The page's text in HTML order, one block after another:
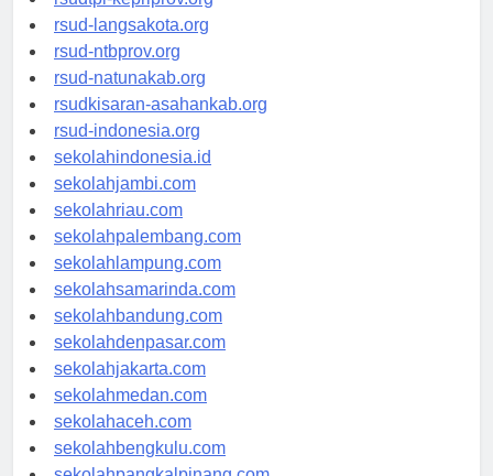
rsudtpi-kepriprov.org
rsud-langsakota.org
rsud-ntbprov.org
rsud-natunakab.org
rsudkisaran-asahankab.org
rsud-indonesia.org
sekolahindonesia.id
sekolahjambi.com
sekolahriau.com
sekolahpalembang.com
sekolahlampung.com
sekolahsamarinda.com
sekolahbandung.com
sekolahdenpasar.com
sekolahjakarta.com
sekolahmedan.com
sekolahaceh.com
sekolahbengkulu.com